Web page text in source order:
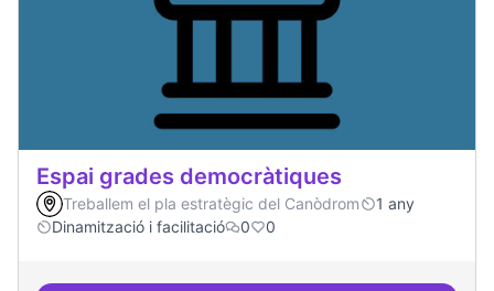
Espai grades democràtiques
Treballem el pla estratègic del Canòdrom
1 any
Dinamització i facilitació
0 0